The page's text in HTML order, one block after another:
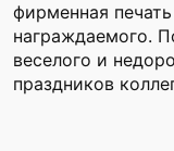
фирменная
награждаемого.
веселого и
праздников